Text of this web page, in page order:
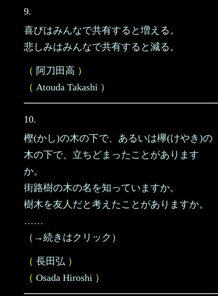
9.
喜びはみんなで共有すると増える。
悲しみはみんなで共有すると減る。
（ 阿刀田高 ）
（ Atouda Takashi ）
10.
樫(かし)の木の下で、あるいは欅(けやき)の
木の下で、立ちどまったことがあります
か。
街路樹の木の名を知っていますか。
樹木を友人だと考えたことがありますか。
……
（→続きはクリック）
（ 長田弘 ）
（ Osada Hiroshi ）